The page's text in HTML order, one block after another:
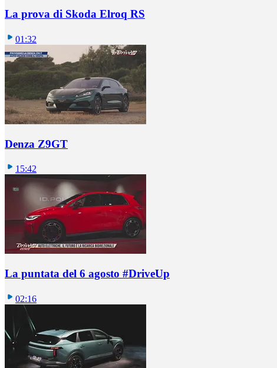
La prova di Skoda Elroq RS
01:32
Denza Z9GT
15:42
La puntata del 6 agosto #DriveUp
02:16